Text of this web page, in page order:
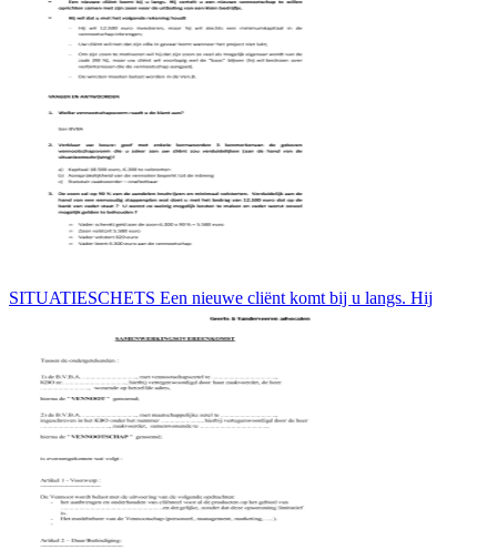
SITUATIESCHETS Een nieuwe cliënt komt bij u langs. Hij